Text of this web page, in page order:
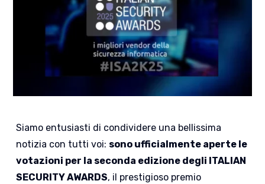
Siamo entusiasti di condividere una bellissima
notizia con tutti voi: sono ufficialmente aperte le
votazioni per la seconda edizione degli ITALIAN
SECURITY AWARDS, il prestigioso premio